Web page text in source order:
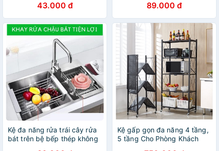
43.000 đ 89.000 đ
Kệ đa năng rửa trái cây rửa
bát trên bệ bếp thép không
Kệ gấp gọn đa năng 4 tầng,
5 tầng Cho Phòng Khách